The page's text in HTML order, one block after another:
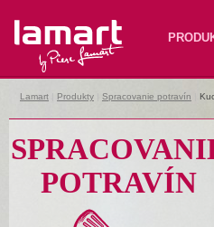
Lamart
Lamart Produkty Spracovanie potravín
POTRAVÍN